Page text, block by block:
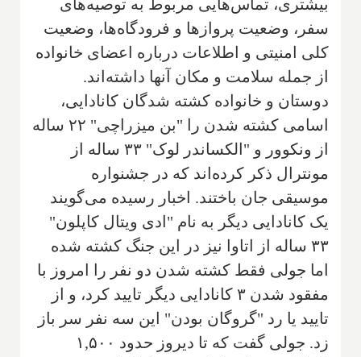
بیشتری، تماس‌هایی مربوط به توصیه‌های
سفر، وضعیت پروازها و فرودگاه‌ها، وضعیت
کلی امنیتی و اطلاعات درباره اعضای خانواده
از جمله سلامت و مکان آنها داشته‌اند.
دوستان و خانواده کشته شدگان کانادایی،
اسامی کشته شدن را "بن میزراچی" ۲۲ ساله
از ونکوور و "الکساندر لوک" ۳۳ ساله از
مونترال ذکر کرده‌اند که در جشنواره
موسیقی جان باختند. اخبار رسیده می‌گویند
یک کانادایی دیگر به نام "ادی ویتال کاپلون"
۳۳ ساله از اتاوا نیز در این جنگ کشته شده
اما جولی فقط کشته شدن دو نفر را امروز با
مفقود شدن ۳ کانادایی دیگر تایید کرد، و از
تایید یا رد "گروگان بودن" این سه نفر سر باز
زد. جولی گفت که تا دیروز حدود ۱,۵۰۰